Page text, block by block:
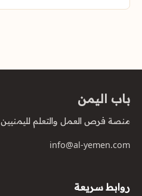
باب اليمن
منصة فرص العمل والتعلم لليمنيين
info@al-yemen.com
روابط سريعة